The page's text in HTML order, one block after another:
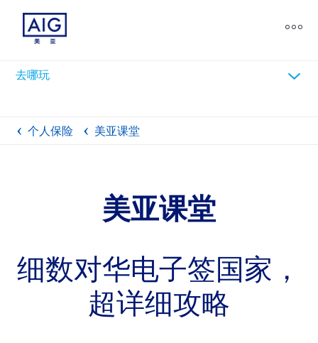
去哪玩 chevron_down
个人保险 美亚课堂
美亚课堂
细数对华电子签国家，
超详细攻略